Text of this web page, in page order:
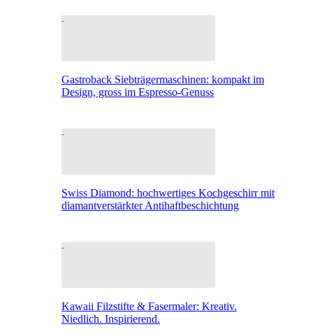
Gastroback Siebträgermaschinen: kompakt im
Design, gross im Espresso-Genuss
Swiss Diamond: hochwertiges Kochgeschirr mit
diamantverstärkter Antihaftbeschichtung
Kawaii Filzstifte & Fasermaler: Kreativ.
Niedlich. Inspirierend.